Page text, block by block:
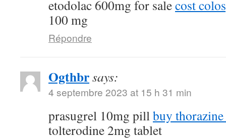
etodolac 600mg for salecost
100 mg
Répondre
Ogthbrsays:
4 septembre 2023 at 15 h 31 min
prasugrel 10mg pillbuy
tolterodine 2mg tablet